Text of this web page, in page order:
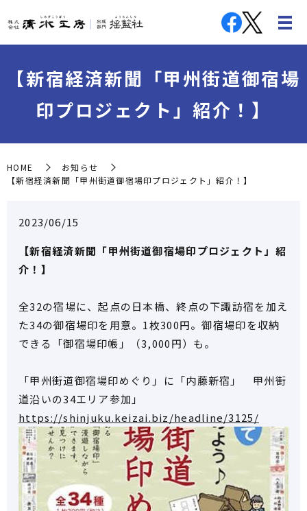
【新宿経済新聞「甲州街道御宿場
印プロジェクト」紹介！】
HOME
お知らせ
【新宿経済新聞「甲州街道御宿場印プロジェクト」紹介！】
2023/06/15
【新宿経済新聞「甲州街道御宿場印プロジェクト」紹
介！】
全32の宿場に、起点の日本橋、終点の下諏訪宿を加え
た34の御宿場印を用意。1枚300円。御宿場印を収納
できる「御宿場印帳」（3,000円）も。
「甲州街道御宿場印めぐり」に「内藤新宿」 甲州街
道沿いの34エリア参加」
https://shinjuku.keizai.biz/headline/3125/